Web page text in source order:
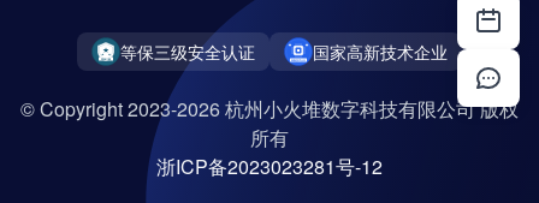
等保三级安全认证 国家高新技术企业
© Copyright 2023-2026 杭州小火堆数字科技有限公司 版权
所有
浙ICP备2023023281号-12